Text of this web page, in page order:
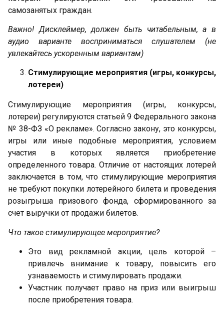
самозанятых граждан.
Важно!Дисклеймер, должен быть читабельным, а в
аудио варианте восприниматься слушателем (не
увлекайтесь ускоренным вариантам)
Стимулирующие мероприятия (игры, конкурсы,
лотереи)
Стимулирующие мероприятия (игры, конкурсы,
лотереи) регулируются статьей 9 Федерального закона
№ 38-ФЗ «О рекламе». Согласно закону, это конкурсы,
игры или иные подобные мероприятия, условием
участия в которых является приобретение
определенного товара. Отличие от настоящих лотерей
заключается в том, что стимулирующие мероприятия
не требуют покупки лотерейного билета и проведения
розыгрыша призового фонда, сформированного за
счет выручки от продажи билетов.
Что такое стимулирующее мероприятие?
Это вид рекламной акции, цель которой –
привлечь внимание к товару, повысить его
узнаваемость и стимулировать продажи.
Участник получает право на приз или выигрыш
после приобретения товара.